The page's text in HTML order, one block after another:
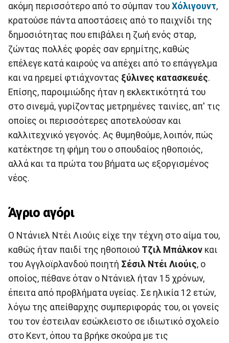
ακόμη περισσότερο από το σύμπαν του Χόλιγουντ,
κρατούσε πάντα αποστάσεις από το παιχνίδι της
δημοσιότητας που επιβάλει η ζωή ενός σταρ,
ζώντας πολλές φορές σαν ερημίτης, καθώς
επέλεγε κατά καιρούς να απέχει από το επάγγελμα
και να ηρεμεί φτιάχνοντας ξύλινες κατασκευές.
Επίσης, παροιμιώδης ήταν η εκλεκτικότητά του
στο σινεμά, γυρίζοντας μετρημένες ταινίες, απ' τις
οποίες οι περισσότερες αποτελούσαν και
καλλιτεχνικό γεγονός. Ας θυμηθούμε, λοιπόν, πώς
κατέκτησε τη φήμη του ο σπουδαίος ηθοποιός,
αλλά και τα πρώτα του βήματα ως εξοργισμένος
νέος.
Άγριο αγόρι
Ο Ντάνιελ Ντέι Λιούις είχε την τέχνη στο αίμα του,
καθώς ήταν παιδί της ηθοποιού Τζιλ Μπάλκον και
του Αγγλοϊρλανδού ποιητή Σέσιλ Ντέι Λιούις, ο
οποίος, πέθανε όταν ο Ντάνιελ ήταν 15 χρόνων,
έπειτα από προβλήματα υγείας. Σε ηλικία 12 ετών,
λόγω της απείθαρχης συμπεριφοράς του, οι γονείς
του τον έστειλαν εσώκλειστο σε ιδιωτικό σχολείο
στο Κεντ, όπου τα βρήκε σκούρα με τις